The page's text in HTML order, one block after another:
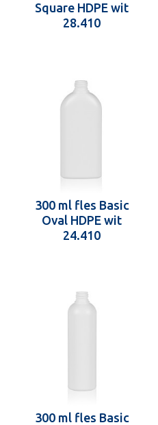
Square HDPE wit
28.410
300 ml fles Basic
Oval HDPE wit
24.410
300 ml fles Basic